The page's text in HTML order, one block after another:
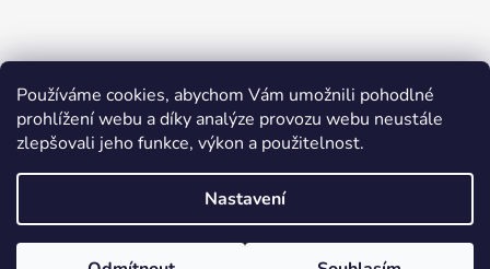
Používáme cookies, abychom Vám umožnili pohodlné
prohlížení webu a díky analýze provozu webu neustále
zlepšovali jeho funkce, výkon a použitelnost.
Nastavení
Vytvořil Shoptet